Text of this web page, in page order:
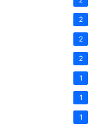
2
2
2
1
1
1